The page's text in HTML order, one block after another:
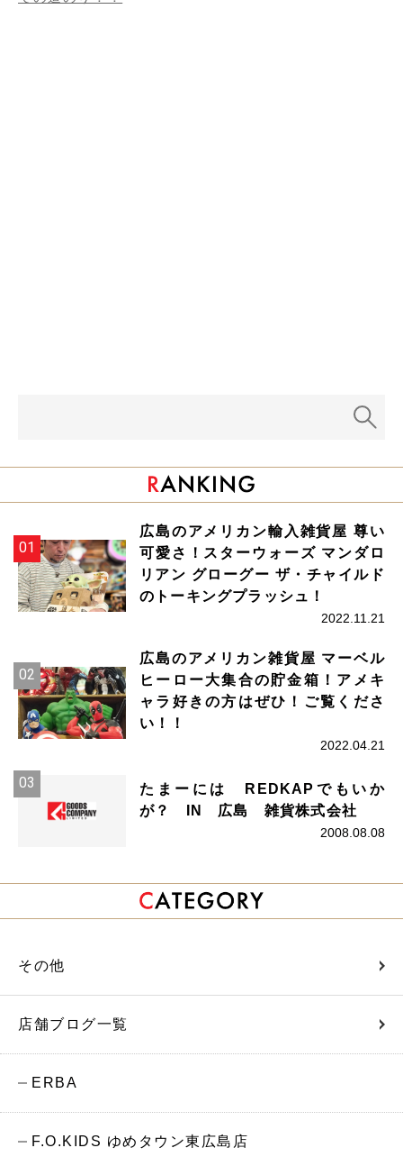
広島のアメリカン輸入雑貨屋 尊い
可愛さ！スターウォーズ マンダロ
リアン グローグー ザ・チャイルド
のトーキングプラッシュ！
2022.11.21
広島のアメリカン雑貨屋 マーベル
ヒーロー大集合の貯金箱！アメキ
ャラ好きの方はぜひ！ご覧くださ
い！！
2022.04.21
たまーには REDKAPでもいか
が？ IN 広島 雑貨株式会社
2008.08.08
その他
店舗ブログ一覧
ERBA
F.O.KIDS ゆめタウン東広島店